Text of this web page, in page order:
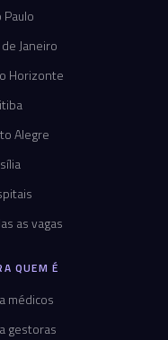
Paulo
Janeiro
Horizonte
Alegre
as vagas
QUEM É
médicos
gestoras